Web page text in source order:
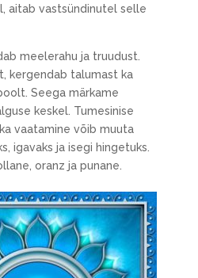
aitab vastsündinutel selle
meelerahu ja truudust.
kergendab talumast ka
Seega märkame
keskel. Tumesinise
vaatamine võib muuta
igavaks ja isegi hingetuks.
oranz ja punane.